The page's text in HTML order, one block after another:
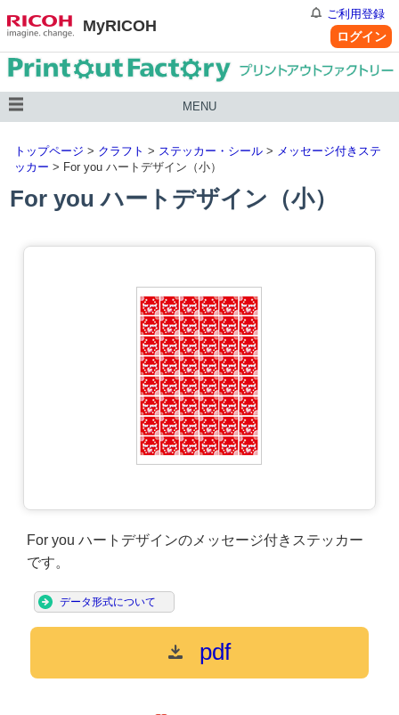
MyRICOH
ご利用登録
ログイン
MENU
トップページ > クラフト > ステッカー・シール > メッセージ付きステ
ッカー > For you ハートデザイン（小）
For you ハートデザイン（小）
For you ハートデザインのメッセージ付きステッカー
です。
データ形式について
pdf